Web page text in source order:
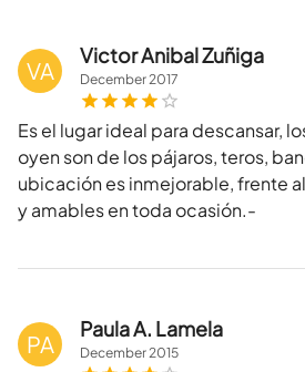
VA
Victor Anibal Zuñiga
December2017
Es el lugar ideal para descansar,
oyen son de los pájaros, teros,
ubicación es inmejorable, frente
y amables en toda ocasión.-
PA
Paula A. Lamela
December2015